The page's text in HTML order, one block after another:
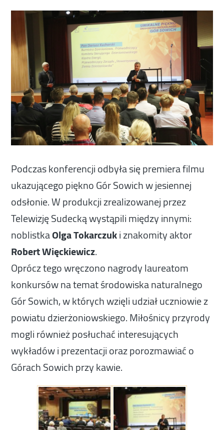
Podczas konferencji odbyła się premiera filmu
ukazującego piękno Gór Sowich w jesiennej
odsłonie. W produkcji zrealizowanej przez
Telewizję Sudecką wystąpili między innymi:
noblistkaOlga Tokarczuki znakomity aktor
Robert Więckiewicz.
Oprócz tego wręczono nagrody laureatom
konkursów na temat środowiska naturalnego
Gór Sowich, w których wzięli udział uczniowie z
powiatu dzierżoniowskiego. Miłośnicy przyrody
mogli również posłuchać interesujących
wykładów i prezentacji oraz porozmawiać o
Górach Sowich przy kawie.